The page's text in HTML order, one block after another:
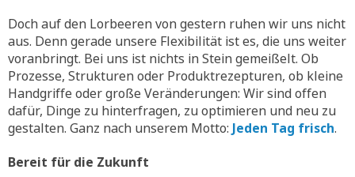
Doch auf den Lorbeeren von gestern ruhen wir uns nicht
aus. Denn gerade unsere Flexibilität ist es, die uns weiter
voranbringt. Bei uns ist nichts in Stein gemeißelt. Ob
Prozesse, Strukturen oder Produktrezepturen, ob kleine
Handgriffe oder große Veränderungen: Wir sind offen
dafür, Dinge zu hinterfragen, zu optimieren und neu zu
gestalten. Ganz nach unserem Motto: Jeden Tag frisch.
Bereit für die Zukunft